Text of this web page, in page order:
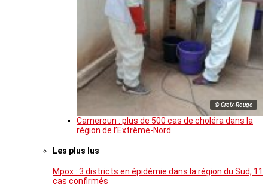
© Croix-Rouge
Cameroun : plus de 500 cas de choléra dans la
région de l’Extrême-Nord
Les plus lus
Mpox : 3 districts en épidémie dans la région du Sud, 11
cas confirmés